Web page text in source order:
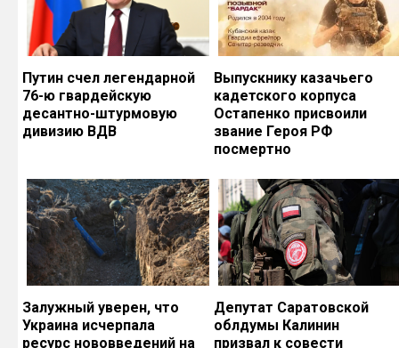
Путин счел легендарной
76-ю гвардейскую
десантно-штурмовую
дивизию ВДВ
Выпускнику казачьего
кадетского корпуса
Остапенко присвоили
звание Героя РФ
посмертно
Залужный уверен, что
Украина исчерпала
ресурс нововведений на
Депутат Саратовской
облдумы Калинин
призвал к совести